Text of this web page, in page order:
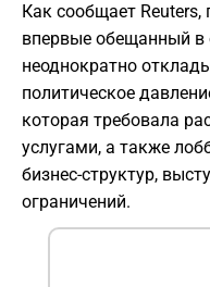
Как сообщает
впервые обещанный в
неоднократно
политическое
которая требовала
услугами, а также
бизнес-структур,
ограничений.